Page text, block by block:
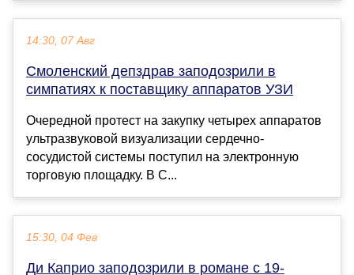
14:30, 07 Авг
Смоленский депздрав заподозрили в
симпатиях к поставщику аппаратов УЗИ
Очередной протест на закупку четырех аппаратов
ультразвуковой визуализации сердечно-
сосудистой системы поступил на электронную
торговую площадку. В С...
15:30, 04 Фев
Ди Каприо заподозрили в романе с 19-